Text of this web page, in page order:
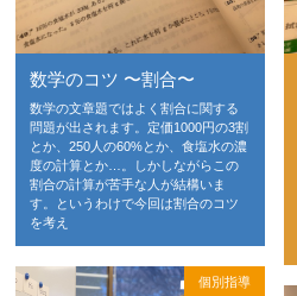
数学のコツ 〜割合〜
数学の文章題ではよく割合に関する
問題が出されます。定価1000円の3割
とか、250人の60%とか、食塩水の濃
度の計算とか…。しかしながらこの
割合の計算が苦手な人が結構いま
す。というわけで今回は割合のコツ
を考え
個別指導